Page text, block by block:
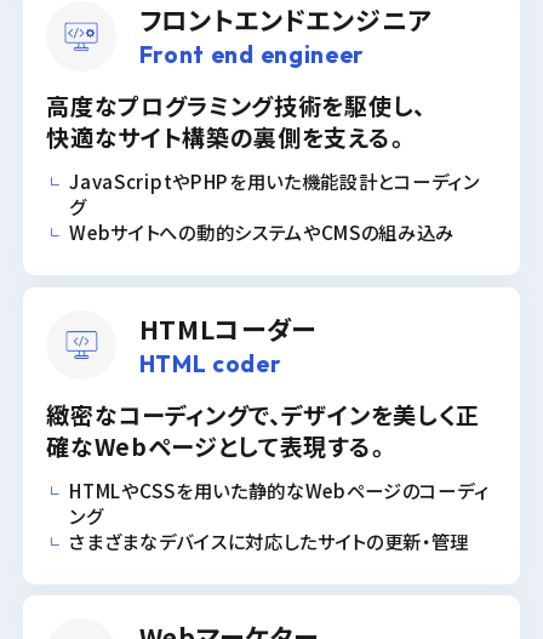
フロントエンドエンジニア
Front end engineer
高度なプログラミング技術を駆使し、
快適なサイト構築の裏側を支える。
JavaScriptやPHPを用いた機能設計とコーディン
グ
Webサイトへの動的システムやCMSの組み込み
HTMLコーダー
HTML coder
緻密なコーディングで、デザインを美しく正
確なWebページとして表現する。
HTMLやCSSを用いた静的なWebページのコーディ
ング
さまざまなデバイスに対応したサイトの更新・管理